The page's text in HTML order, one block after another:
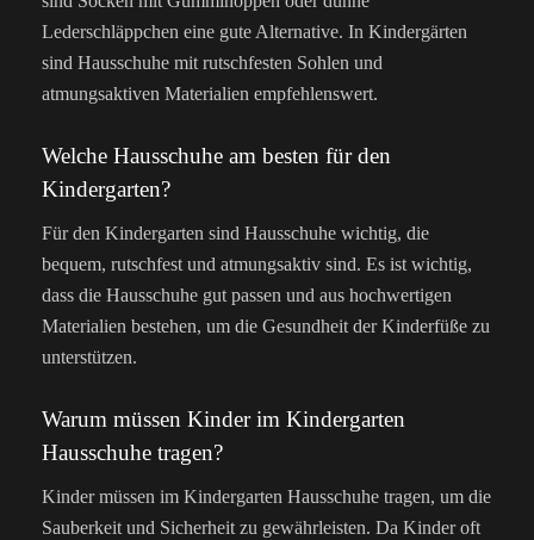
Lederschläppchen eine gute Alternative. In Kindergärten
sind Hausschuhe mit rutschfesten Sohlen und
atmungsaktiven Materialien empfehlenswert.
Welche Hausschuhe am besten für den
Kindergarten?
Für den Kindergarten sind Hausschuhe wichtig, die
bequem, rutschfest und atmungsaktiv sind. Es ist wichtig,
dass die Hausschuhe gut passen und aus hochwertigen
Materialien bestehen, um die Gesundheit der Kinderfüße zu
unterstützen.
Warum müssen Kinder im Kindergarten
Hausschuhe tragen?
Kinder müssen im Kindergarten Hausschuhe tragen, um die
Sauberkeit und Sicherheit zu gewährleisten. Da Kinder oft